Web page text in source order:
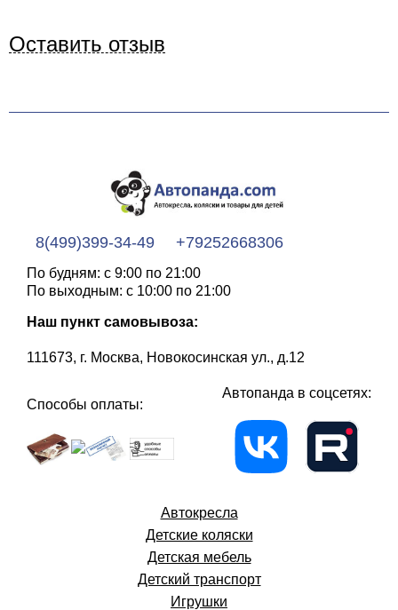
Оставить отзыв
8(499)399-34-49 +79252668306
По будням: с 9:00 по 21:00
По выходным: с 10:00 по 21:00
Наш пункт самовывоза:
111673, г. Москва, Новокосинская ул., д.12
Способы оплаты:
Автопанда в соцсетях:
Автокресла
Детские коляски
Детская мебель
Детский транспорт
Игрушки